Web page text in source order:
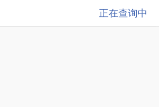
正在查询中